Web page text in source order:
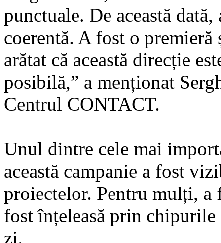
punctuale. De această
coerentă. A fost o
arătat că această direcție
posibilă,” a menționat
Centrul CONTACT.
Unul dintre cele mai
această campanie a fost
proiectelor. Pentru mulți, a
fost înțeleasă prin
zi.